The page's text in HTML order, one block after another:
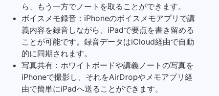
ら、もう一方でノートを取ることができます。
ボイスメモ録音：iPhoneのボイスメモアプリで講
義内容を録音しながら、iPadで要点を書き留める
ことが可能です。録音データはiCloud経由で自動
的に同期されます。
写真共有：ホワイトボードや講義ノートの写真を
iPhoneで撮影し、それをAirDropやメモアプリ経
由で簡単にiPadへ送ることができます。